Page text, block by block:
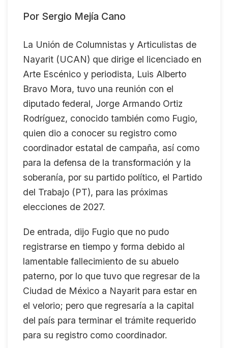
Por Sergio Mejía Cano
La Unión de Columnistas y Articulistas de
Nayarit (UCAN) que dirige el licenciado en
Arte Escénico y periodista, Luis Alberto
Bravo Mora, tuvo una reunión con el
diputado federal, Jorge Armando Ortiz
Rodríguez, conocido también como Fugio,
quien dio a conocer su registro como
coordinador estatal de campaña, así como
para la defensa de la transformación y la
soberanía, por su partido político, el Partido
del Trabajo (PT), para las próximas
elecciones de 2027.
De entrada, dijo Fugio que no pudo
registrarse en tiempo y forma debido al
lamentable fallecimiento de su abuelo
paterno, por lo que tuvo que regresar de la
Ciudad de México a Nayarit para estar en
el velorio; pero que regresaría a la capital
del país para terminar el trámite requerido
para su registro como coordinador.